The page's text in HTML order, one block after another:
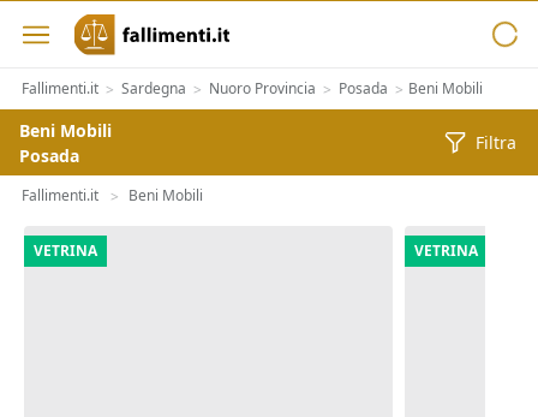
Fallimenti.it > Sardegna > Nuoro Provincia > Posada > Beni Mobili
Beni Mobili
Posada
Filtra
Fallimenti.it > Beni Mobili
VETRINA VETRINA